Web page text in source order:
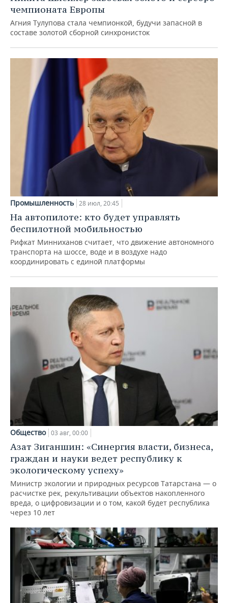
чемпионата Европы
Агния Тулупова стала чемпионкой, будучи запасной в
составе золотой сборной синхронисток
Промышленность 28 июл, 20:45
На автопилоте: кто будет управлять
беспилотной мобильностью
Рифкат Минниханов считает, что движение автономного
транспорта на шоссе, воде и в воздухе надо
координировать с единой платформы
Общество 03 авг, 00:00
Азат Зиганшин: «Синергия власти, бизнеса,
граждан и науки ведет республику к
экологическому успеху»
Министр экологии и природных ресурсов Татарстана — о
расчистке рек, рекультивации объектов накопленного
вреда, о цифровизации и о том, какой будет республика
через 10 лет